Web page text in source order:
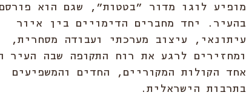
מופיע לוגו מדור ״בטטות״, שגם הוא פורסם
בהעיר. יחד מחברים הדימויים בין איור
עיתונאי, עיצוב מערכתי ועבודה מסחרית,
ומחזירים לרגע את רוח התקופה שבה העיר
אחד הקולות המקוריים, החדים והמשפיעים
בתרבות הישראלית.